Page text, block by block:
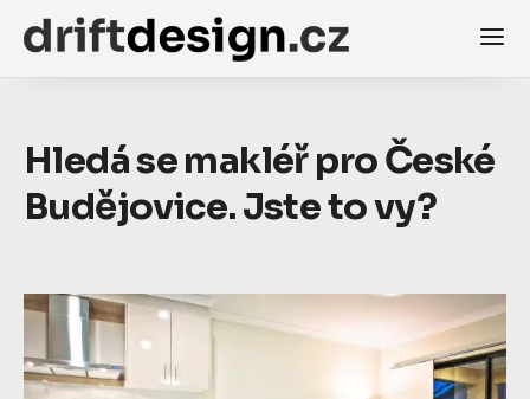
Hledá se makléř pro České
Budějovice. Jste to vy?